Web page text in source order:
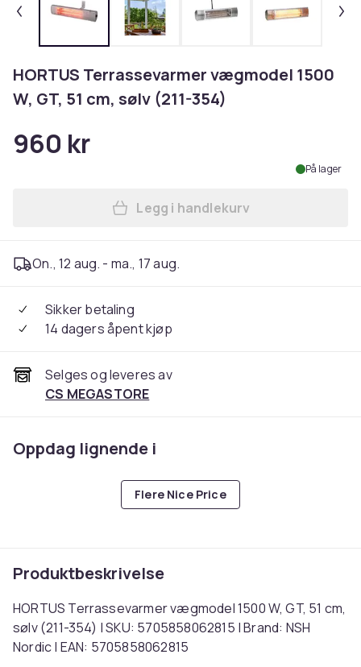
HORTUS Terrassevarmer vægmodel 1500
W, GT, 51 cm, sølv (211-354)
960 kr
På lager
Legg HORTUS
Legg i handlekurv
On., 12 aug. - ma., 17 aug.
Sikker betaling
14 dagers åpent kjøp
Selges og leveres av
CS MEGASTORE
Oppdag lignende i
Flere Nice Price
Produktbeskrivelse
HORTUS Terrassevarmer vægmodel 1500 W, GT, 51 cm,
sølv (211-354) | SKU: 5705858062815 | Brand: NSH
Nordic | EAN: 5705858062815